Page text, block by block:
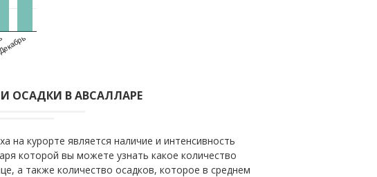
ОСАДКИ В АВСАЛЛАРЕ
курорте является наличие и интенсивность
которой вы можете узнать какое количество
а также количество осадков, которое в среднем